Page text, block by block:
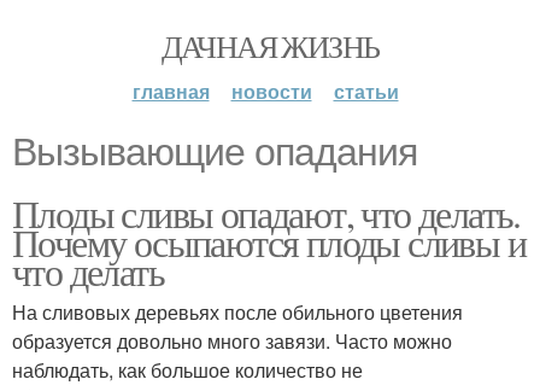
ДАЧНАЯ ЖИЗНЬ
главная новости статьи
Вызывающие опадания
Плоды сливы опадают, что делать.
Почему осыпаются плоды сливы и
что делать
На сливовых деревьях после обильного цветения
образуется довольно много завязи. Часто можно
наблюдать, как большое количество не